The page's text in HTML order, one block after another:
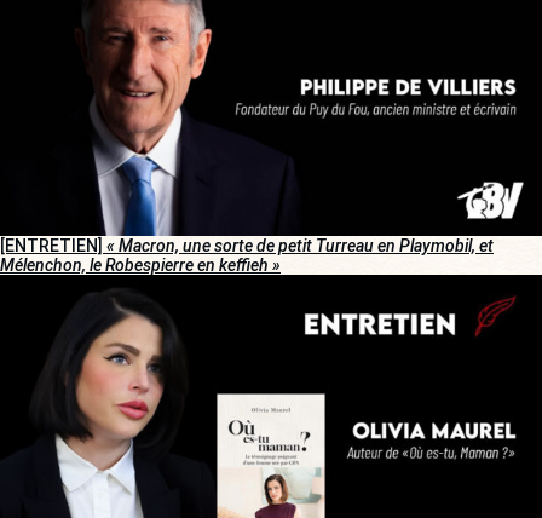
[ENTRETIEN] « Macron, une sorte de petit Turreau en Playmobil, et
Mélenchon, le Robespierre en keffieh »